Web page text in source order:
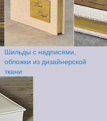
Шильды с надписями,
обложки из дизайнерской
ткани